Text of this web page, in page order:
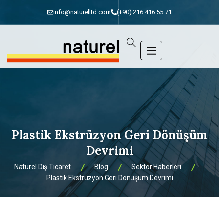
info@naturelltd.com (+90) 216 416 55 71
Plastik Ekstrüzyon Geri Dönüşüm
Devrimi
Naturel Dış Ticaret Blog
Sektör Haberleri
Plastik Ekstrüzyon Geri Dönüşüm Devrimi